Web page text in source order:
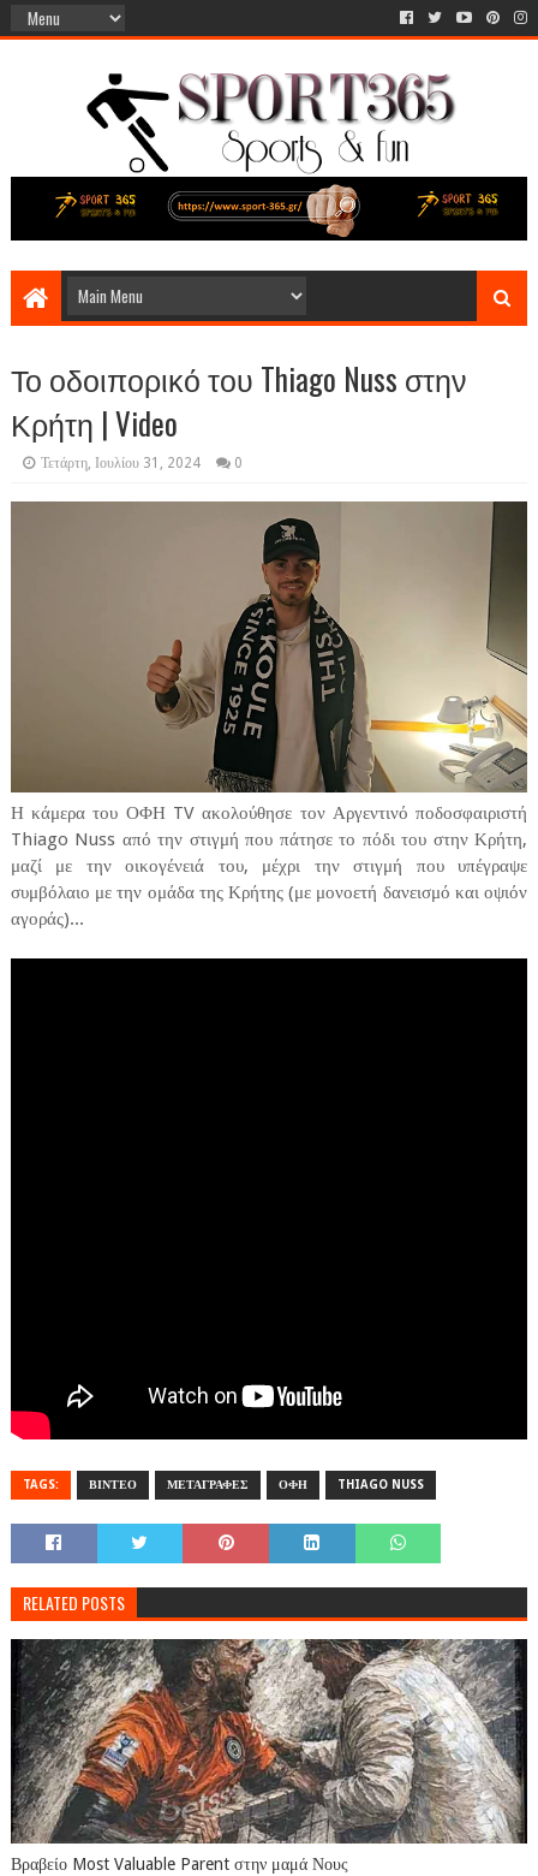
Το οδοιπορικό του Thiago Nuss στην
Κρήτη | Video
Τετάρτη, Ιουλίου 31, 2024 0
Η κάμερα του ΟΦΗ TV ακολούθησε τον Αργεντινό ποδοσφαιριστή
Thiago Nuss από την στιγμή που πάτησε το πόδι του στην Κρήτη,
μαζί με την οικογένειά του, μέχρι την στιγμή που υπέγραψε
συμβόλαιο με την ομάδα της Κρήτης (με μονοετή δανεισμό και οψιόν
αγοράς)...
TAGS: ΒΙΝΤΕΟ ΜΕΤΑΓΡΑΦΕΣ ΟΦΗ THIAGO NUSS
RELATED POSTS
Βραβείο Most Valuable Parent στην μαμά Νους